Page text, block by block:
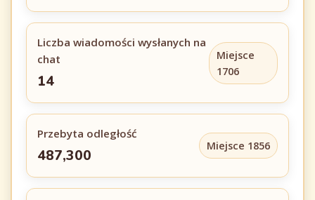
Liczba wiadomości wysłanych na
chat
14
Miejsce
1706
Przebyta odległość
487,300
Miejsce 1856